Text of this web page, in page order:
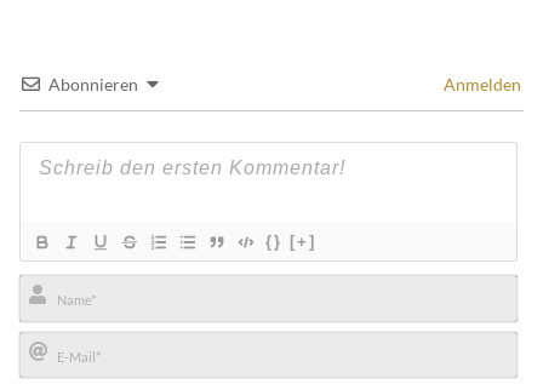
Abonnieren Anmelden
{} [+]
Name*